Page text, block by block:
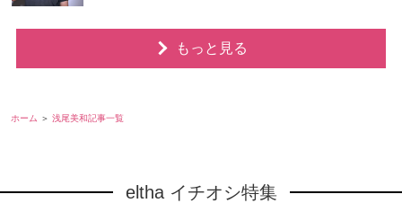
もっと見る
ホーム 浅尾美和記事一覧
eltha イチオシ特集